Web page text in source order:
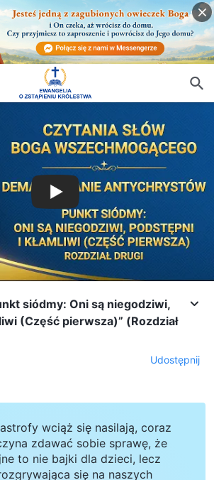
siódmy: Oni są niegodziwi,
(Część pierwsza)” (Rozdział
Udostępnij
wciąż się nasilają, coraz
zdawać sobie sprawę, że
to nie bajki dla dzieci, lecz
się na naszych